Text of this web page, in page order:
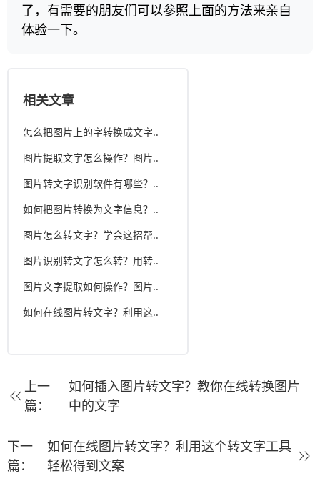
了，有需要的朋友们可以参照上面的方法来亲自
体验一下。
相关文章
怎么把图片上的字转换成文字..
图片提取文字怎么操作？图片..
图片转文字识别软件有哪些？..
如何把图片转换为文字信息？..
图片怎么转文字？学会这招帮..
图片识别转文字怎么转？用转..
图片文字提取如何操作？图片..
如何在线图片转文字？利用这..
上一
篇：
如何插入图片转文字？教你在线转换图片
中的文字
下一
篇：
如何在线图片转文字？利用这个转文字工具
轻松得到文案